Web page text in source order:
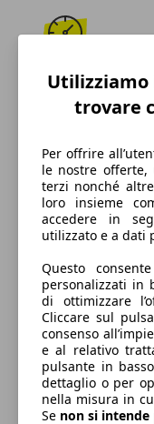
195 km/h
Velocità massima
Diesel
Carburante
103 g/km
Emissioni di CO2
Utilizziamo
trovare
Per offrire
le nostre
terzi nonché
loro insieme
accedere in
utilizzato e a dati
Questo
personalizzati in
di ottimizzare
Cliccare sul
consenso
e al relativo
pulsante in
dettaglio o per
nella misura in
Se non si intende